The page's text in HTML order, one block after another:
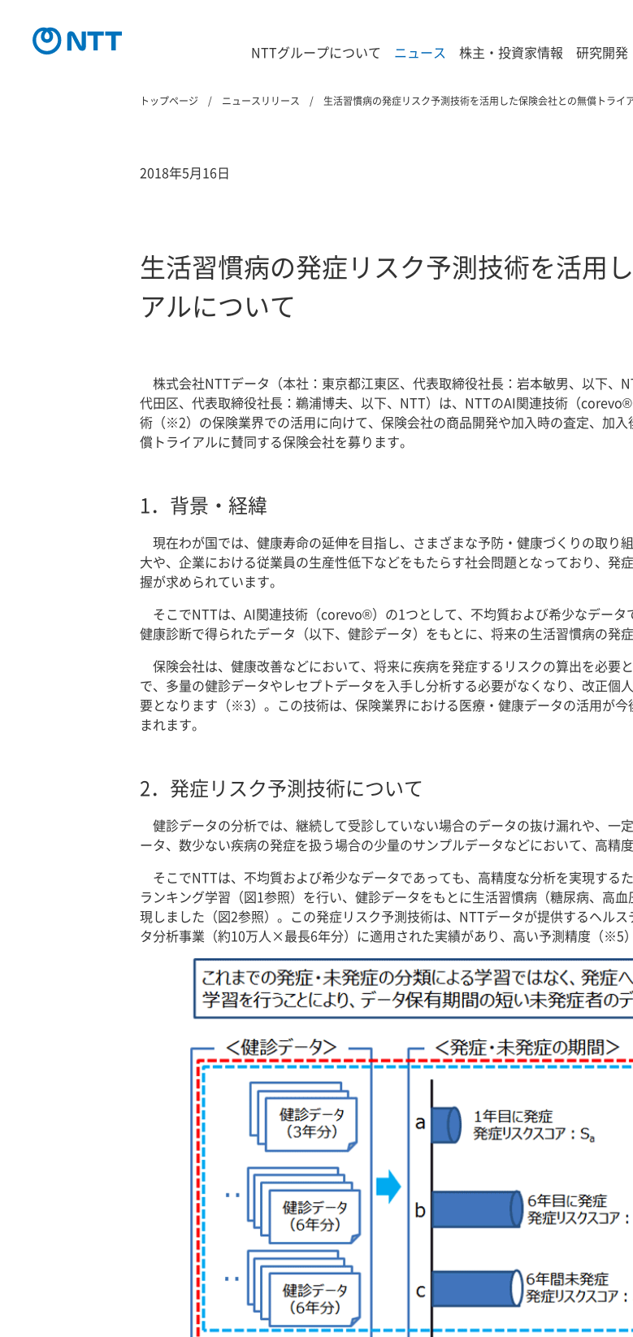
NTTグループについて ニュース 株主・投資家情報 研究開発
トップページ ニュースリリース 生活習慣病の発症リスク予測技術を活用した保険会社との無償トライ
2018年5月16日
生活習慣病の発症リスク予測技術を活用
アルについて
株式会社NTTデータ（本社：東京都江東区、代表取締役社長：岩本敏男、以下、
代田区、代表取締役社長：鵜浦博夫、以下、NTT）は、NTTのAI関連技術（
術（※2）の保険業界での活用に向けて、保険会社の商品開発や加入時の査定、加
償トライアルに賛同する保険会社を募ります。
1． 背景・経緯
現在わが国では、健康寿命の延伸を目指し、さまざまな予防・健康づくりの取り
大や、企業における従業員の生産性低下などをもたらす社会問題となっており、発
握が求められています。
そこでNTTは、AI関連技術（corevo®）の1つとして、不均質および希少なデータ
健康診断で得られたデータ（以下、健診データ）をもとに、将来の生活習慣病の発
保険会社は、健康改善などにおいて、将来に疾病を発症するリスクの算出を必要
で、多量の健診データやレセプトデータを入手し分析する必要がなくなり、改正個
要となります（※3）。この技術は、保険業界における医療・健康データの活用が
まれます。
2． 発症リスク予測技術について
健診データの分析では、継続して受診していない場合のデータの抜け漏れや、一
ータ、数少ない疾病の発症を扱う場合の少量のサンプルデータなどにおいて、高精
そこでNTTは、不均質および希少なデータであっても、高精度な分析を実現する
ランキング学習（図1参照）を行い、健診データをもとに生活習慣病（糖尿病、高
現しました（図2参照）。この発症リスク予測技術は、NTTデータが提供するヘル
タ分析事業（約10万人×最長6年分）に適用された実績があり、高い予測精度（※5